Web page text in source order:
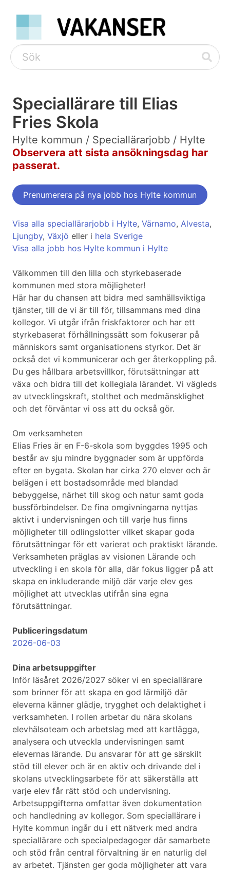
Speciallärare till Elias
Fries Skola
Hylte kommun / Speciallärarjobb / Hylte
Observera att sista ansökningsdag har
passerat.
Prenumerera på nya jobb hos Hylte kommun
Visa alla speciallärarjobb i Hylte, Värnamo, Alvesta,
Ljungby, Växjö eller i hela Sverige
Visa alla jobb hos Hylte kommun i Hylte
Välkommen till den lilla och styrkebaserade
kommunen med stora möjligheter!
Här har du chansen att bidra med samhällsviktiga
tjänster, till de vi är till för, tillsammans med dina
kollegor. Vi utgår ifrån friskfaktorer och har ett
styrkebaserat förhållningssätt som fokuserar på
människors samt organisationens styrkor. Det är
också det vi kommunicerar och ger återkoppling på.
Du ges hållbara arbetsvillkor, förutsättningar att
växa och bidra till det kollegiala lärandet. Vi vägleds
av utvecklingskraft, stolthet och medmänsklighet
och det förväntar vi oss att du också gör.
Om verksamheten
Elias Fries är en F-6-skola som byggdes 1995 och
består av sju mindre byggnader som är uppförda
efter en bygata. Skolan har cirka 270 elever och är
belägen i ett bostadsområde med blandad
bebyggelse, närhet till skog och natur samt goda
bussförbindelser. De fina omgivningarna nyttjas
aktivt i undervisningen och till varje hus finns
möjligheter till odlingslotter vilket skapar goda
förutsättningar för ett varierat och praktiskt lärande.
Verksamheten präglas av visionen Lärande och
utveckling i en skola för alla, där fokus ligger på att
skapa en inkluderande miljö där varje elev ges
möjlighet att utvecklas utifrån sina egna
förutsättningar.
Publiceringsdatum
2026-06-03
Dina arbetsuppgifter
Inför läsåret 2026/2027 söker vi en speciallärare
som brinner för att skapa en god lärmiljö där
eleverna känner glädje, trygghet och delaktighet i
verksamheten. I rollen arbetar du nära skolans
elevhälsoteam och arbetslag med att kartlägga,
analysera och utveckla undervisningen samt
elevernas lärande. Du ansvarar för att ge särskilt
stöd till elever och är en aktiv och drivande del i
skolans utvecklingsarbete för att säkerställa att
varje elev får rätt stöd och undervisning.
Arbetsuppgifterna omfattar även dokumentation
och handledning av kollegor. Som speciallärare i
Hylte kommun ingår du i ett nätverk med andra
speciallärare och specialpedagoger där samarbete
och stöd från central förvaltning är en naturlig del
av arbetet. Tjänsten ger goda möjligheter att vara